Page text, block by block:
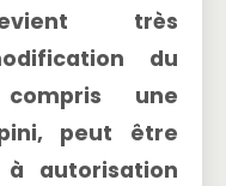
très
du
une
peut être
autorisation